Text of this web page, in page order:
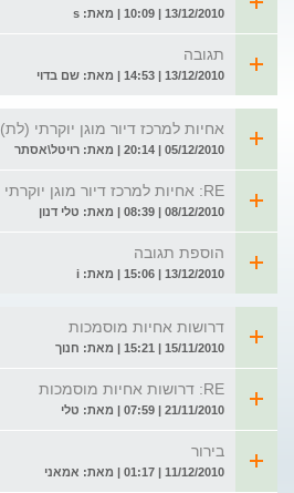
13/12/2010 | 10:09 | מאת: s
תגובה
13/12/2010 | 14:53 | מאת: שם בדוי
אחיות למרכז דיור מוגן יוקרתי (לת)
05/12/2010 | 20:14 | מאת: רויטל\אסתר
RE: אחיות למרכז דיור מוגן יוקרתי
08/12/2010 | 08:39 | מאת: טלי דנון
הוספת תגובה
13/12/2010 | 15:06 | מאת: i
דרושות אחיות מוסמכות
15/11/2010 | 15:21 | מאת: חנוך
RE: דרושות אחיות מוסמכות
21/11/2010 | 07:59 | מאת: טלי
בירור
11/12/2010 | 01:17 | מאת: אמאני